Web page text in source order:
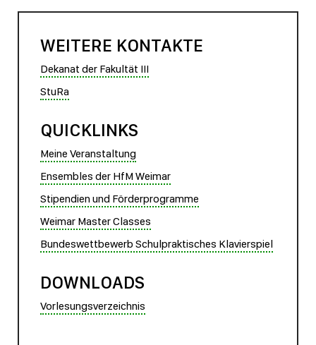
WEITERE KONTAKTE
Dekanat der Fakultät III
StuRa
QUICKLINKS
Meine Veranstaltung
Ensembles der HfM Weimar
Stipendien und Förderprogramme
Weimar Master Classes
Bundeswettbewerb Schulpraktisches Klavierspiel
DOWNLOADS
Vorlesungsverzeichnis